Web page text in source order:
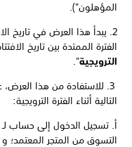
المؤهلون").
2. يبدأ هذا العرض في تاريخ
الفترة الممتدة بين تاريخ
الترويجية".
3. للاستفادة من هذا
التالية أثناء الفترة الترويجية:
التسوق من المتجر المعتمد؛ و